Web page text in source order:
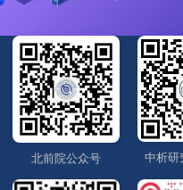
北前院公众号 中析研